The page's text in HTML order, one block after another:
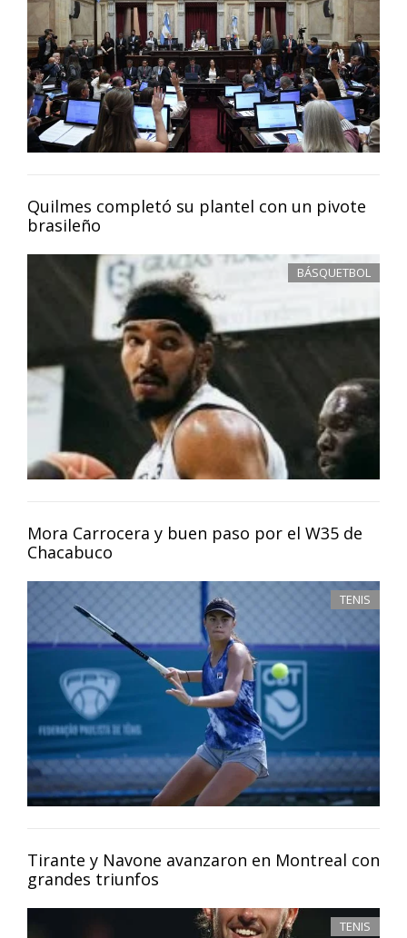
Quilmes completó su plantel con un pivote
brasileño
BÁSQUETBOL
Mora Carrocera y buen paso por el W35 de
Chacabuco
TENIS
Tirante y Navone avanzaron en Montreal con
grandes triunfos
TENIS